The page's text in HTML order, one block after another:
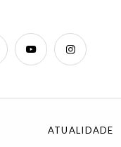
ATUALIDADE